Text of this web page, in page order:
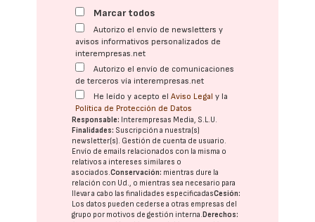
Marcar todos
Autorizo el envío de newsletters y
avisos informativos personalizados de
interempresas.net
Autorizo el envío de comunicaciones
de terceros vía interempresas.net
He leído y acepto elAviso Legal y la
Política de Protección de Datos
Responsable: Interempresas Media, S.L.U.
Finalidades: Suscripción a nuestra(s)
newsletter(s). Gestión de cuenta de usuario.
Envío de emails relacionados con la misma o
relativos a intereses similares o
asociados.Conservación: mientras dure la
relación con Ud., o mientras sea necesario para
llevar a cabo las finalidades especificadasCesión:
Los datos pueden cederse a otras empresas del
grupo por motivos de gestión interna. Derechos: